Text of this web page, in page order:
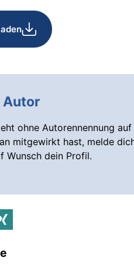
Autor
ohne Autorennennung
mitgewirkt hast, melde
Wunsch dein Profil.